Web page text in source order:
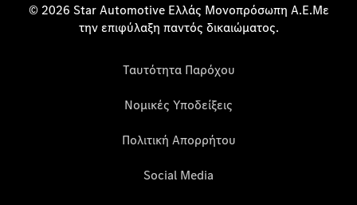
© 2026 Star Automotive Ελλάς Μονοπρόσωπη Α.Ε.Με
την επιφύλαξη παντός δικαιώματος.
Ταυτότητα Παρόχου
Νομικές Υποδείξεις
Πολιτική Απορρήτου
Social Media